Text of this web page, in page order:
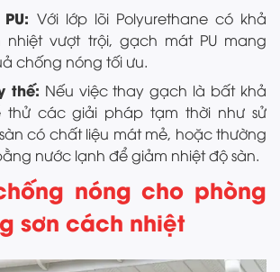
Với lớp lõi Polyurethane có khả
vượt trội, gạch mát PU mang
chống nóng tối ưu.
thế: Nếu việc thay gạch là bất khả
thử các giải pháp tạm thời như sử
có chất liệu mát mẻ, hoặc thường
nước lạnh để giảm nhiệt độ sàn.
nóng cho phòng
sơn cách nhiệt